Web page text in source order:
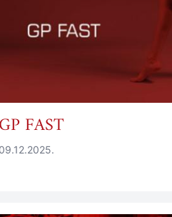
GP FAST
09.12.2025.